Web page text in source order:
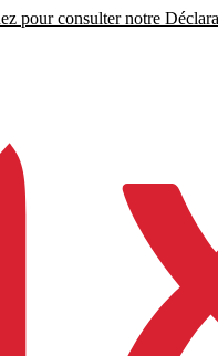
pour consulter notre